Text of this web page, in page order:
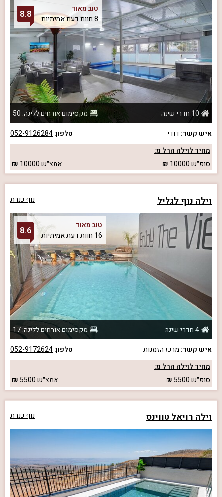
טוב מאוד
8 חוות דעת אמיתיות
8.8
10 חדרי שינה
מקסימום אורחים ללינה: 50
איש קשר: דודי טלפון:052-9126284
מחיר לוילה החל מ:
סופ״ש10000 אמצ״ש10000
וילה נוף לגליל נוף כנרת
טוב מאוד
16 חוות דעת אמיתיות
8.6
4 חדרי שינה
מקסימום אורחים ללינה: 17
איש קשר: מרכז הזמנות טלפון:052-9172624
מחיר לוילה החל מ:
סופ״ש5500 אמצ״ש5500
וילה רויאל טווינס נוף כנרת